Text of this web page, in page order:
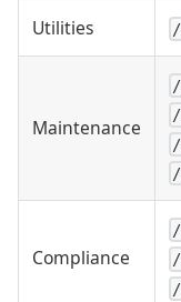
Utilities
Maintenance
/
Compliance /